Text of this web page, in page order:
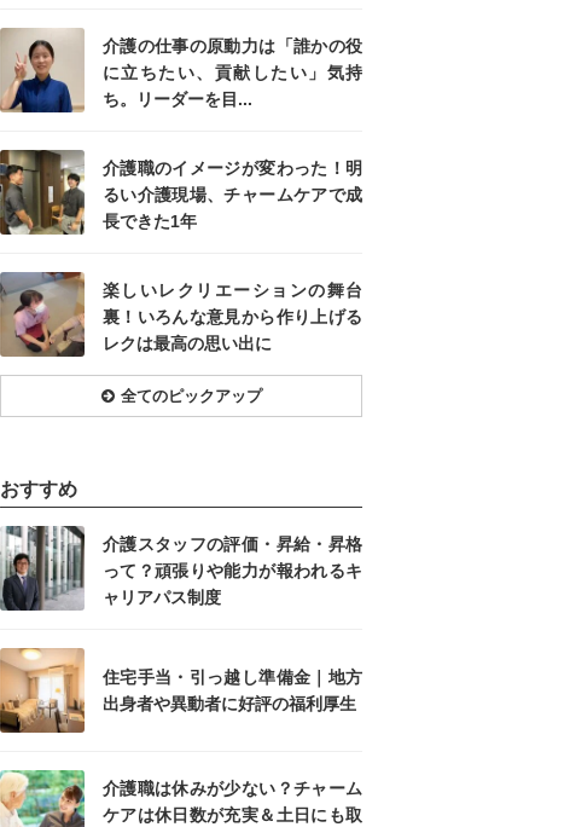
介護の仕事の原動力は「誰かの役
に立ちたい、貢献したい」気持
ち。リーダーを目...
介護職のイメージが変わった！明
るい介護現場、チャームケアで成
長できた1年
楽しいレクリエーションの舞台
裏！いろんな意見から作り上げる
レクは最高の思い出に
全てのピックアップ
おすすめ
介護スタッフの評価・昇給・昇格
って？頑張りや能力が報われるキ
ャリアパス制度
住宅手当・引っ越し準備金｜地方
出身者や異動者に好評の福利厚生
介護職は休みが少ない？チャーム
ケアは休日数が充実＆土日にも取